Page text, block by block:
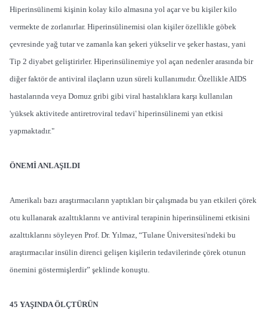
Hiperinsülinemi kişinin kolay kilo almasına yol açar ve bu kişiler kilo
vermekte de zorlanırlar. Hiperinsülinemisi olan kişiler özellikle göbek
çevresinde yağ tutar ve zamanla kan şekeri yükselir ve şeker hastası, yani
Tip 2 diyabet geliştirirler. Hiperinsülinemiye yol açan nedenler arasında bir
diğer faktör de antiviral ilaçların uzun süreli kullanımıdır. Özellikle AIDS
hastalarında veya Domuz gribi gibi viral hastalıklara karşı kullanılan
'yüksek aktivitede antiretroviral tedavi' hiperinsülinemi yan etkisi
yapmaktadır."
ÖNEMİ ANLAŞILDI
Amerikalı bazı araştırmacıların yaptıkları bir çalışmada bu yan etkileri çörek
otu kullanarak azalttıklarını ve antiviral terapinin hiperinsülinemi etkisini
azalttıklarını söyleyen Prof. Dr. Yılmaz, “Tulane Üniversitesi'ndeki bu
araştırmacılar insülin direnci gelişen kişilerin tedavilerinde çörek otunun
önemini göstermişlerdir” şeklinde konuştu.
45 YAŞINDA ÖLÇTÜRÜN